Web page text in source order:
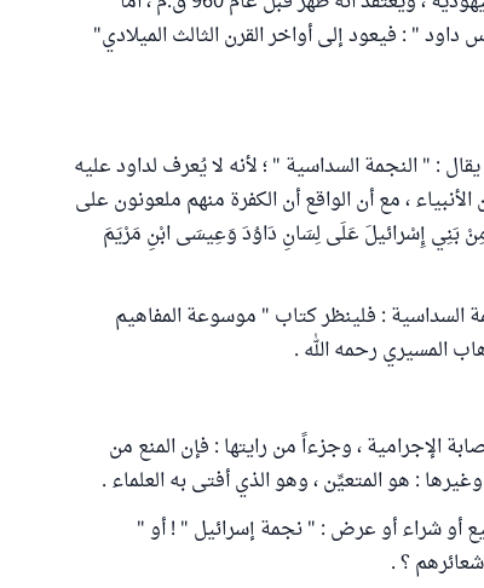
" : فيعود إلى أواخر القرن الثالث الميلادي"
: " النجمة السداسية " ؛ لأنه لا يُعرف لداود عليه
، مع أن الواقع أن الكفرة منهم ملعونون على
مِنْ بَنِي إِسْرائيلَ عَلَى لِسَانِ دَاوُدَ وَعِيسَى ابْنِ مَرْيَمَ
السداسية : فلينظر كتاب " موسوعة المفاهيم
المسيري رحمه الله .
الإجرامية ، وجزءاً من رايتها : فإن المنع من
: هو المتعيِّن ، وهو الذي أفتى به العلماء .
أو شراء أو عرض : " نجمة إسرائيل " ! أو "
؟ .